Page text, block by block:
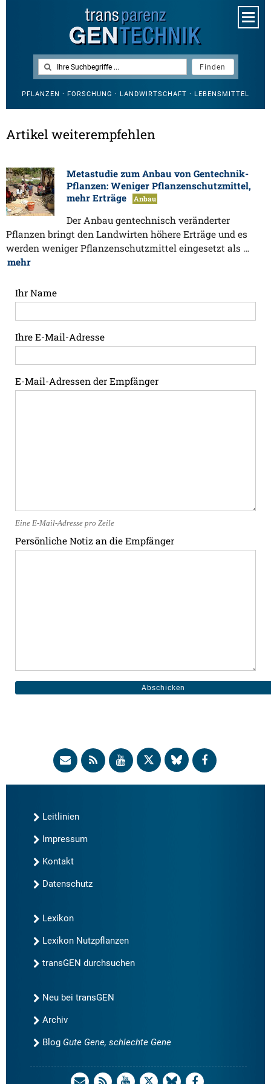
PFLANZEN · FORSCHUNG · LANDWIRTSCHAFT · LEBENSMITTEL
Artikel weiterempfehlen
Metastudie zum Anbau von Gentechnik-
Pflanzen: Weniger Pflanzenschutzmittel,
mehr Erträge
Anbau
Der Anbau gentechnisch veränderter
Pflanzen bringt den Landwirten höhere Erträge und es
werden weniger Pflanzenschutzmittel eingesetzt als …
mehr
Ihr Name
Ihre E-Mail-Adresse
E-Mail-Adressen der Empfänger
Eine E-Mail-Adresse pro Zeile
Persönliche Notiz an die Empfänger
Leitlinien
Impressum
Kontakt
Datenschutz
Lexikon
Lexikon Nutzpflanzen
transGEN durchsuchen
Neu bei transGEN
Archiv
Blog Gute Gene, schlechte Gene